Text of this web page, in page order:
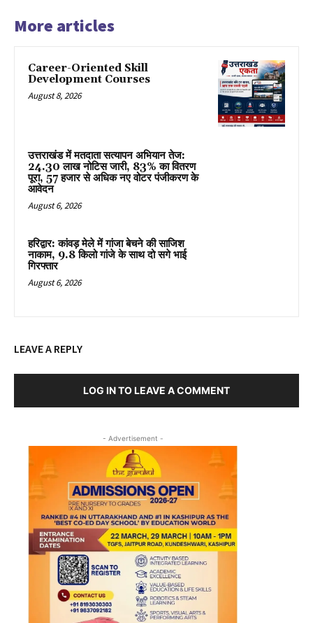
More articles
Career-Oriented Skill
Development Courses
August 8, 2026
उत्तराखंड में मतदाता सत्यापन अभियान तेज:
24.30 लाख नोटिस जारी, 83% का वितरण
पूरा, 57 हजार से अधिक नए वोटर पंजीकरण के
आवेदन
August 6, 2026
हरिद्वार: कांवड़ मेले में गांजा बेचने की साजिश
नाकाम, 9.8 किलो गांजे के साथ दो सगे भाई
गिरफ्तार
August 6, 2026
LEAVE A REPLY
LOG IN TO LEAVE A COMMENT
- Advertisement -